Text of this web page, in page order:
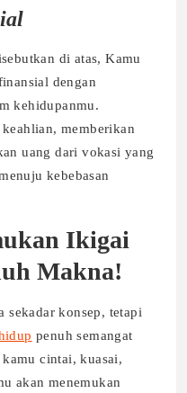
di atas, Kamu
dengan
kehidupanmu.
memberikan
uang dari vokasi yang
kebebasan
Ikigai
Makna!
sekadar konsep, tetapi
penuh semangat
cintai, kuasai,
akan menemukan